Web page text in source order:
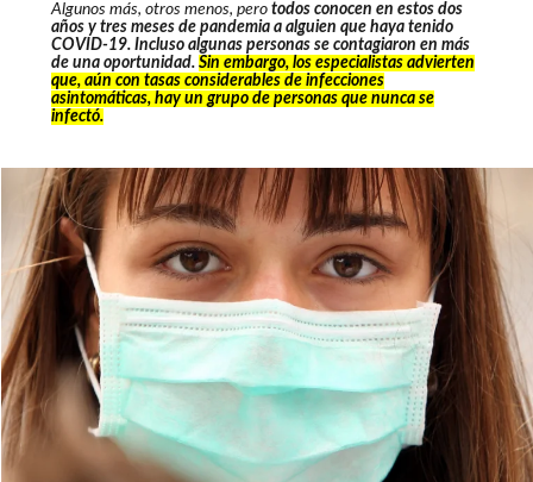
Algunos más, otros menos, pero todos conocen en estos dos
años y tres meses de pandemia a alguien que haya tenido
COVID-19. Incluso algunas personas se contagiaron en más
de una oportunidad. Sin embargo, los especialistas advierten
que, aún con tasas considerables de infecciones
asintomáticas, hay un grupo de personas que nunca se
infectó.